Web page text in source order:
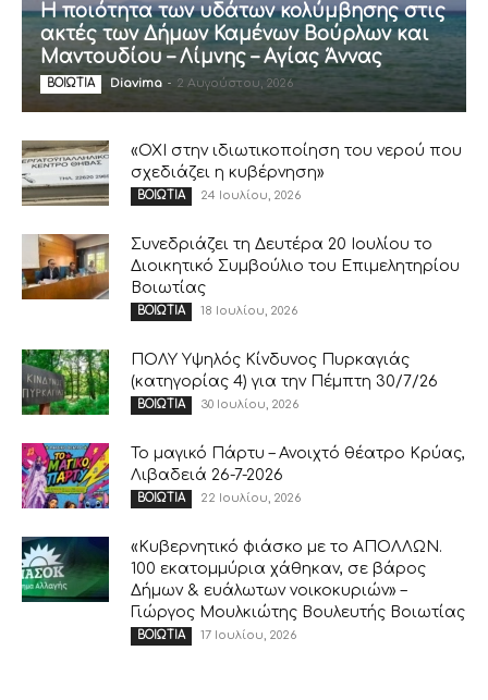
Η ποιότητα των υδάτων κολύμβησης στις
ακτές των Δήμων Καμένων Βούρλων και
Μαντουδίου – Λίμνης – Αγίας Άννας
ΒΟΙΩΤΙΑ Diavima - 2 Αυγούστου, 2026
«ΟΧΙ στην ιδιωτικοποίηση του νερού που
σχεδιάζει η κυβέρνηση»
ΒΟΙΩΤΙΑ 24 Ιουλίου, 2026
Συνεδριάζει τη Δευτέρα 20 Ιουλίου το
Διοικητικό Συμβούλιο του Επιμελητηρίου
Βοιωτίας
ΒΟΙΩΤΙΑ 18 Ιουλίου, 2026
ΠΟΛΥ Υψηλός Κίνδυνος Πυρκαγιάς
(κατηγορίας 4) για την Πέμπτη 30/7/26
ΒΟΙΩΤΙΑ 30 Ιουλίου, 2026
Το μαγικό Πάρτυ – Ανοιχτό θέατρο Κρύας,
Λιβαδειά 26-7-2026
ΒΟΙΩΤΙΑ 22 Ιουλίου, 2026
«Κυβερνητικό φιάσκο με το ΑΠΟΛΛΩΝ.
100 εκατομμύρια χάθηκαν, σε βάρος
Δήμων & ευάλωτων νοικοκυριών» –
Γιώργος Μουλκιώτης Βουλευτής Βοιωτίας
ΒΟΙΩΤΙΑ 17 Ιουλίου, 2026